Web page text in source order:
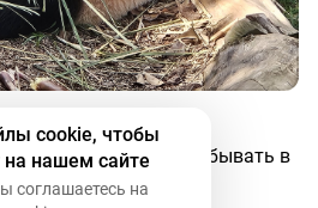
кто-то планирует побывать в
😉
cookie, чтобы
нашем сайте
соглашаетесь на